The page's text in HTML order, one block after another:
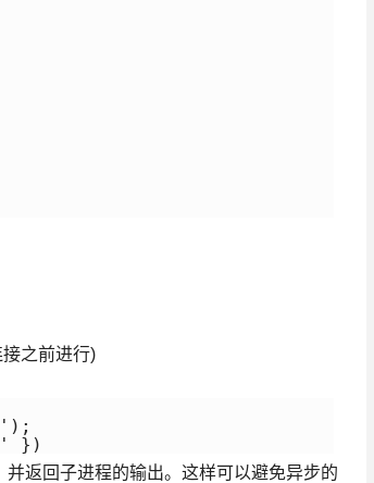
之前进行)
})
返回子进程的输出。这样可以避免异步的